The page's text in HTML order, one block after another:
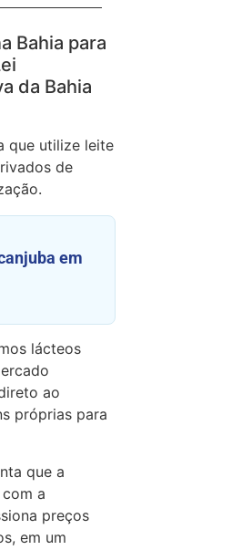
Bahia para
da Bahia
que utilize leite
de
em
lácteos
ao
próprias para
que a
a
preços
em um